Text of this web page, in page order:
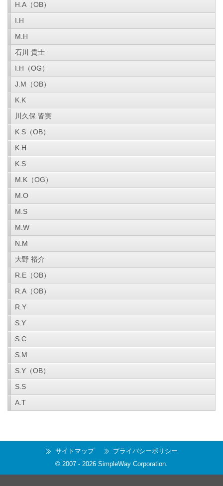
H.A（OB）
I.H
M.H
石川 貴士
I.H（OG）
J.M（OB）
K.K
川久保 皆実
K.S（OB）
K.H
K.S
M.K（OG）
M.O
M.S
M.W
N.M
大野 裕介
R.E（OB）
R.A（OB）
R.Y
S.Y
S.C
S.M
S.Y（OB）
S.S
A.T
サイトマップ
プライバシーポリシー
© 2007 - 2026 SimpleWay Corporation.